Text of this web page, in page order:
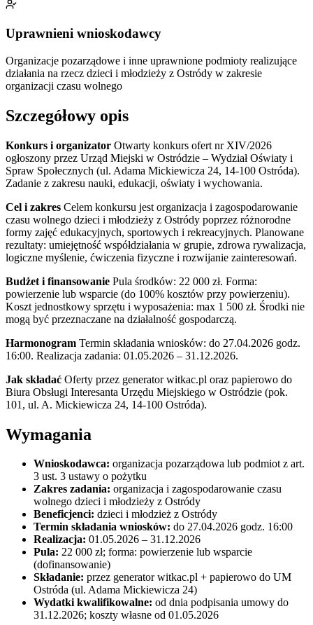
Uprawnieni wnioskodawcy
Organizacje pozarządowe i inne uprawnione podmioty realizujące
działania na rzecz dzieci i młodzieży z Ostródy w zakresie
organizacji czasu wolnego
Szczegółowy opis
Konkurs i organizator Otwarty konkurs ofert nr XIV/2026
ogłoszony przez Urząd Miejski w Ostródzie – Wydział Oświaty i
Spraw Społecznych (ul. Adama Mickiewicza 24, 14-100 Ostróda).
Zadanie z zakresu nauki, edukacji, oświaty i wychowania.
Cel i zakres Celem konkursu jest organizacja i zagospodarowanie
czasu wolnego dzieci i młodzieży z Ostródy poprzez różnorodne
formy zajęć edukacyjnych, sportowych i rekreacyjnych. Planowane
rezultaty: umiejętność współdziałania w grupie, zdrowa rywalizacja,
logiczne myślenie, ćwiczenia fizyczne i rozwijanie zainteresowań.
Budżet i finansowanie Pula środków: 22 000 zł. Forma:
powierzenie lub wsparcie (do 100% kosztów przy powierzeniu).
Koszt jednostkowy sprzętu i wyposażenia: max 1 500 zł. Środki nie
mogą być przeznaczane na działalność gospodarczą.
Harmonogram Termin składania wniosków: do 27.04.2026 godz.
16:00. Realizacja zadania: 01.05.2026 – 31.12.2026.
Jak składać Oferty przez generator witkac.pl oraz papierowo do
Biura Obsługi Interesanta Urzędu Miejskiego w Ostródzie (pok.
101, ul. A. Mickiewicza 24, 14-100 Ostróda).
Wymagania
Wnioskodawca: organizacja pozarządowa lub podmiot z art.
3 ust. 3 ustawy o pożytku
Zakres zadania: organizacja i zagospodarowanie czasu
wolnego dzieci i młodzieży z Ostródy
Beneficjenci: dzieci i młodzież z Ostródy
Termin składania wniosków: do 27.04.2026 godz. 16:00
Realizacja: 01.05.2026 – 31.12.2026
Pula: 22 000 zł; forma: powierzenie lub wsparcie
(dofinansowanie)
Składanie: przez generator witkac.pl + papierowo do UM
Ostróda (ul. Adama Mickiewicza 24)
Wydatki kwalifikowalne: od dnia podpisania umowy do
31.12.2026; koszty własne od 01.05.2026